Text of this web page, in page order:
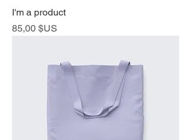
I'm a product
Prix
85,00 $US